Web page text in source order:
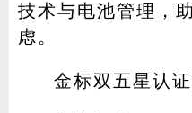
技术与电池管理，
虑。
金标双五星认